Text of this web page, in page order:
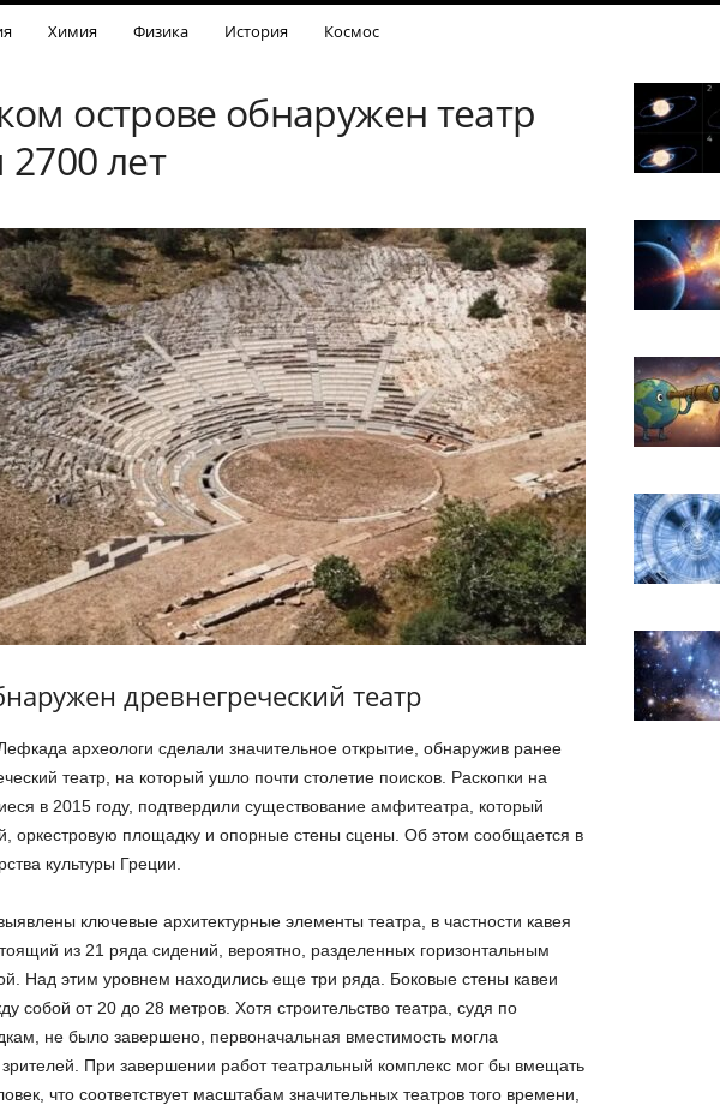
Химия Физика История Космос
острове обнаружен театр
2700 лет
древнегреческий театр
археологи сделали значительное открытие, обнаружив ранее
театр, на который ушло почти столетие поисков. Раскопки на
в 2015 году, подтвердили существование амфитеатра, который
оркестровую площадку и опорные стены сцены. Об этом сообщается в
культуры Греции.
ключевые архитектурные элементы театра, в частности кавея
из 21 ряда сидений, вероятно, разделенных горизонтальным
Над этим уровнем находились еще три ряда. Боковые стены кавеи
собой от 20 до 28 метров. Хотя строительство театра, судя по
не было завершено, первоначальная вместимость могла
зрителей. При завершении работ театральный комплекс мог бы вмещать
что соответствует масштабам значительных театров того времени,